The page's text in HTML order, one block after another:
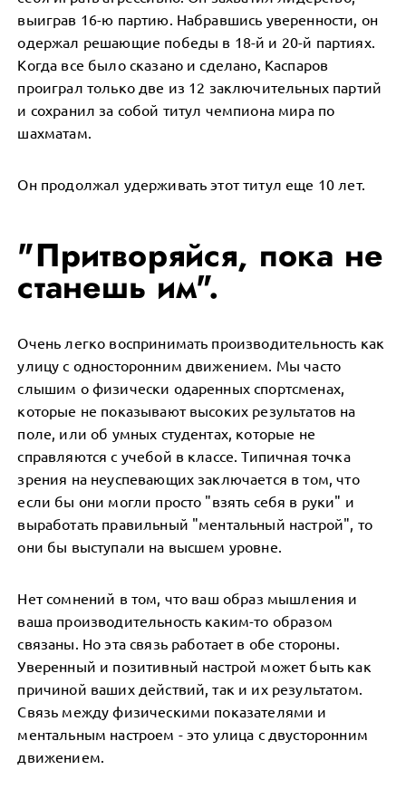
выиграв 16-ю партию. Набравшись уверенности, он
одержал решающие победы в 18-й и 20-й партиях.
Когда все было сказано и сделано, Каспаров
проиграл только две из 12 заключительных партий
и сохранил за собой титул чемпиона мира по
шахматам.
Он продолжал удерживать этот титул еще 10 лет.
"Притворяйся, пока не
станешь им".
Очень легко воспринимать производительность как
улицу с односторонним движением. Мы часто
слышим о физически одаренных спортсменах,
которые не показывают высоких результатов на
поле, или об умных студентах, которые не
справляются с учебой в классе. Типичная точка
зрения на неуспевающих заключается в том, что
если бы они могли просто "взять себя в руки" и
выработать правильный "ментальный настрой", то
они бы выступали на высшем уровне.
Нет сомнений в том, что ваш образ мышления и
ваша производительность каким-то образом
связаны. Но эта связь работает в обе стороны.
Уверенный и позитивный настрой может быть как
причиной ваших действий, так и их результатом.
Связь между физическими показателями и
ментальным настроем - это улица с двусторонним
движением.